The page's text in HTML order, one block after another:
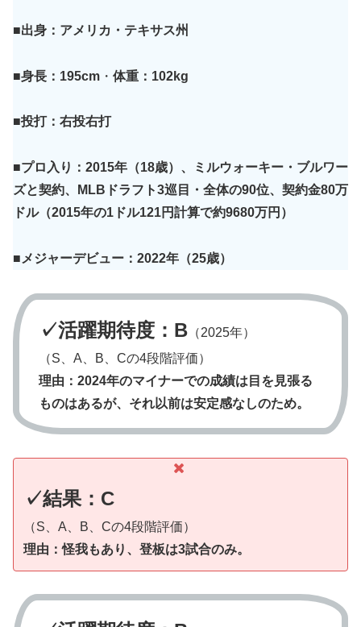
■出身：アメリカ・テキサス州
■身長：195cm ・ 体重：102kg
■投打：右投右打
■プロ入り：2015年（18歳）、ミルウォーキー・ブルワー
ズと契約、MLBドラフト3巡目・全体の90位、契約金80万
ドル（2015年の1ドル121円計算で約9680万円）
■メジャーデビュー：2022年（25歳）
✓活躍期待度：B （2025年）
（S、A、B、Cの4段階評価）
理由： 2024年のマイナーでの成績は目を見張る
ものはあるが、それ以前は安定感なしのため。
✓結果：C
（S、A、B、Cの4段階評価）
理由：怪我もあり、登板は3試合のみ。